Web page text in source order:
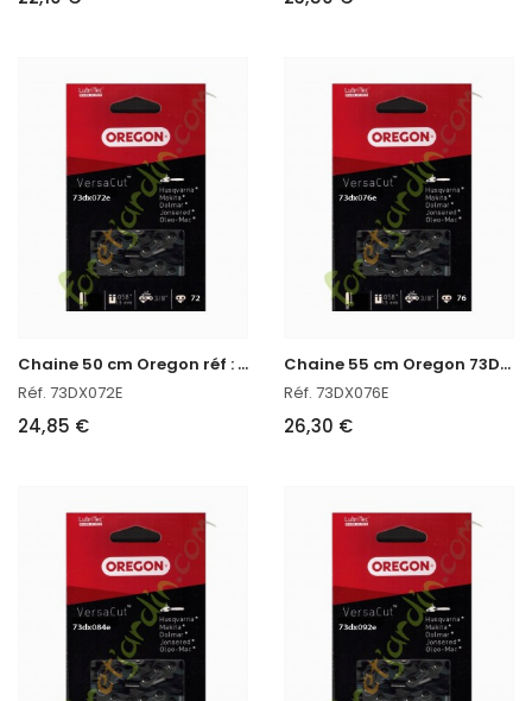
C
haine 50 cm Oregon réf : 73DX072E
Réf. 73DX072E
24,85 €
C
haine 55 cm Oregon 73DX076E
Réf. 73DX076E
26,30 €